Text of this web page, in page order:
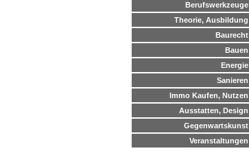
Berufswerkzeuge
Theorie, Ausbildung
Baurecht
Bauen
Energie
Sanieren
Immo Kaufen, Nutzen
Ausstatten, Design
Gegenwartskunst
Veranstaltungen